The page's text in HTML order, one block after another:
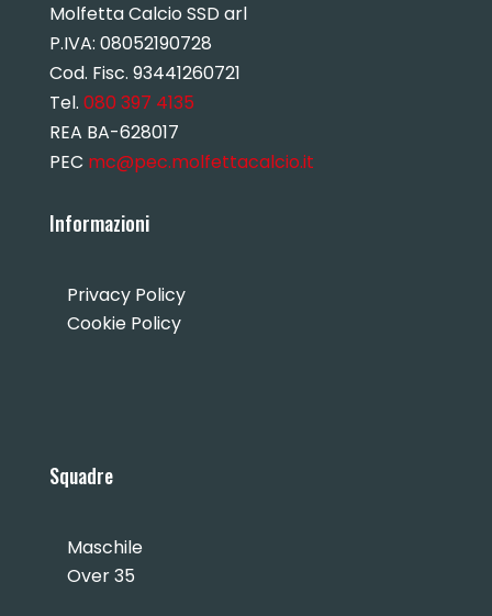
Molfetta Calcio SSD arl
P.IVA: 08052190728
Cod. Fisc. 93441260721
Tel. 080 397 4135
REA BA-628017
PEC mc@pec.molfettacalcio.it
Informazioni
Privacy Policy
Cookie Policy
Squadre
Maschile
Over 35